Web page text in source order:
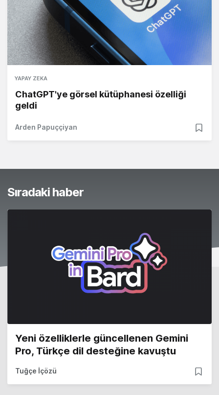
YAPAY ZEKA
ChatGPT'ye görsel kütüphanesi özelliği
geldi
Arden Papuççiyan
Sıradaki haber
Yeni özelliklerle güncellenen Gemini
Pro, Türkçe dil desteğine kavuştu
Tuğçe İçözü